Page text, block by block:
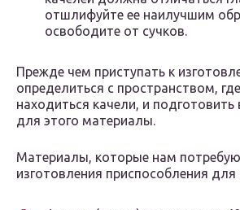
отшлифуйте ее наилучшим
освободите от сучков.
Прежде чем приступать к
определиться с пространством,
находиться качели, и
для этого материалы.
Материалы, которые нам
изготовления приспособления для